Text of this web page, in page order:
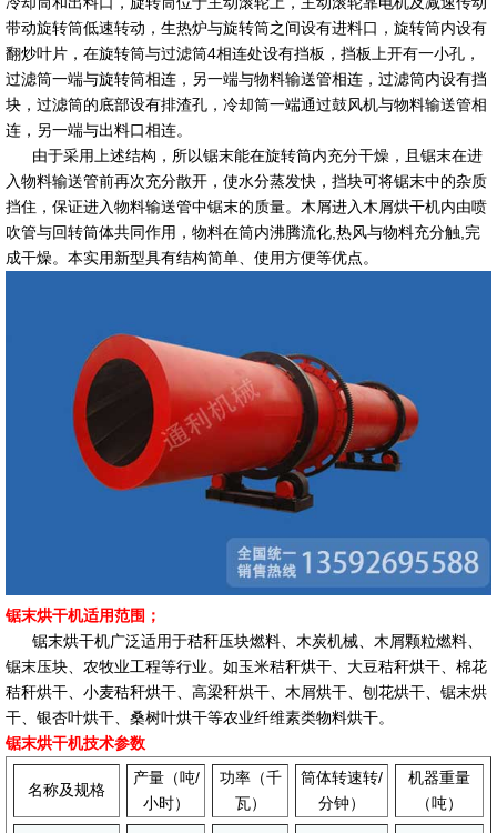
带动旋转筒低速转动，生热炉与旋转筒之间设有进料口，旋转筒内设有
翻炒叶片，在旋转筒与过滤筒4相连处设有挡板，挡板上开有一小孔，
过滤筒一端与旋转筒相连，另一端与物料输送管相连，过滤筒内设有挡
块，过滤筒的底部设有排渣孔，冷却筒一端通过鼓风机与物料输送管相
连，另一端与出料口相连。
由于采用上述结构，所以锯末能在旋转筒内充分干燥，且锯末在进
入物料输送管前再次充分散开，使水分蒸发快，挡块可将锯末中的杂质
挡住，保证进入物料输送管中锯末的质量。木屑进入木屑烘干机内由喷
吹管与回转筒体共同作用，物料在筒内沸腾流化,热风与物料充分触,完
成干燥。本实用新型具有结构简单、使用方便等优点。
锯末烘干机适用范围；
锯末烘干机广泛适用于秸秆压块燃料、木炭机械、木屑颗粒燃料、
锯末压块、农牧业工程等行业。如玉米秸秆烘干、大豆秸秆烘干、棉花
秸秆烘干、小麦秸秆烘干、高梁秆烘干、木屑烘干、刨花烘干、锯末烘
干、银杏叶烘干、桑树叶烘干等农业纤维素类物料烘干。
锯末烘干机技术参数
名称及规格
产量（吨/
小时）
功率（千
瓦）
筒体转速转/
分钟）
机器重量
（吨）